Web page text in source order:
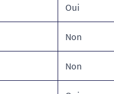
Oui
Non
Non